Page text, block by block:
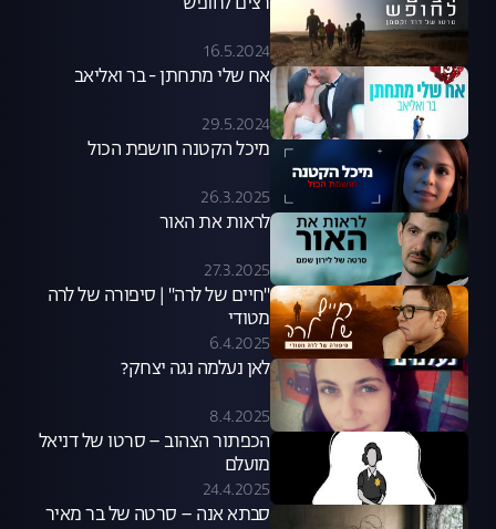
16.5.2024
אח שלי מתחתן - בר ואליאב
29.5.2024
מיכל הקטנה חושפת הכול
26.3.2025
לראות את האור
27.3.2025
"חיים של לרה" | סיפורה של לרה
מטודי
6.4.2025
לאן נעלמה נגה יצחק?
8.4.2025
הכפתור הצהוב – סרטו של דניאל
מועלם
24.4.2025
סבתא אנה – סרטה של בר מאיר